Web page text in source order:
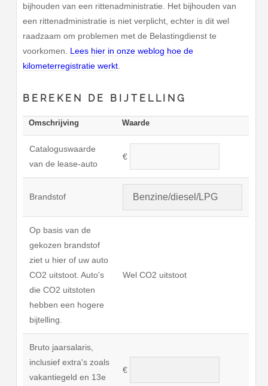
bijhouden van een rittenadministratie. Het bijhouden van
een rittenadministratie is niet verplicht, echter is dit wel
raadzaam om problemen met de Belastingdienst te
voorkomen. Lees hier in onze weblog hoe de
kilometerregistratie werkt
BEREKEN DE BIJTELLING
Omschrijving Waarde
Cataloguswaarde
van de lease-auto
€
Brandstof
Op basis van de
gekozen brandstof
ziet u hier of uw auto
CO2 uitstoot. Auto's
die CO2 uitstoten
hebben een hogere
bijtelling.
Wel CO2 uitstoot
Bruto jaarsalaris,
inclusief extra's zoals
vakantiegeld en 13e
€